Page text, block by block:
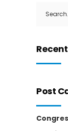
for:
Post